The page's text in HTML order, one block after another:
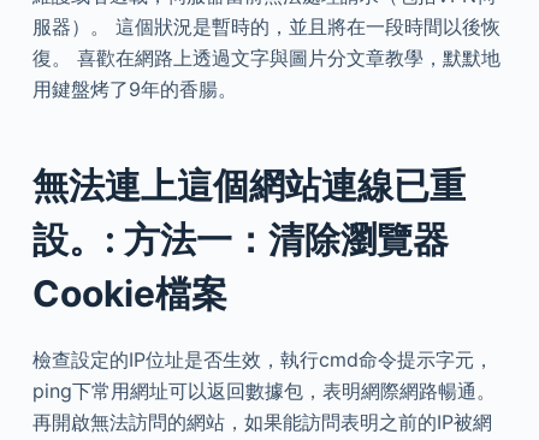
服器）。 這個狀況是暫時的，並且將在一段時間以後恢
復。 喜歡在網路上透過文字與圖片分文章教學，默默地
用鍵盤烤了9年的香腸。
無法連上這個網站連線已重
設。: 方法一：清除瀏覽器
Cookie檔案
檢查設定的IP位址是否生效，執行cmd命令提示字元，
ping下常用網址可以返回數據包，表明網際網路暢通。
再開啟無法訪問的網站，如果能訪問表明之前的IP被網